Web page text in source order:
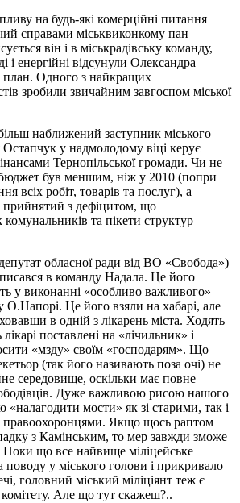
на будь-які комерційні питання
справами міськвиконкому пан
він і в міськрадівську команду,
і енергійні відсунули Олександра
план. Одного з найкращих
зробили звичайним завгоспом міської
наближений заступник міського
Остапчук у надмолодому віці керує
Тернопільської громади. Чи не
був меншим, ніж у 2010 (попри
всіх робіт, товарів та послуг), а
з дефіцитом, що
та пікети структур
обласної ради від ВО «Свобода»)
в команду Надала. Це його
у виконанні «особливо важливого»
О.Напорі. Це його взяли на хабарі, але
в одній з лікарень міста. Ходять
поставлені на «лічильник» і
«мзду» своїм «господарям». Що
(так його називають поза очі) не
середовище, оскільки має повне
Дуже важливою рисою нашого
«налагодити мости» як зі старими, так і
правоохоронцями. Якщо щось раптом
з Камінським, то мер завжди зможе
Поки що все найвище міліцейське
у міського голови і прикривало
головний міський міліціянт теж є
Але що тут скажеш?..